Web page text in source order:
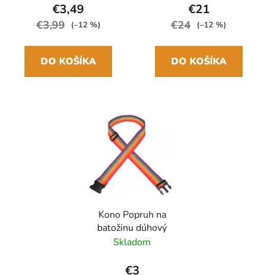
€3,49
€3,99 (–12 %)
DO KOŠÍKA
€21
€24 (–12 %)
DO KOŠÍKA
Kono Popruh na
batožinu dúhový
Skladom
€3